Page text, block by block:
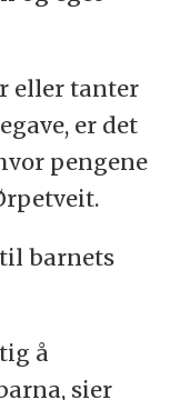
eller tanter
er det
pengene
barnets
å
sier